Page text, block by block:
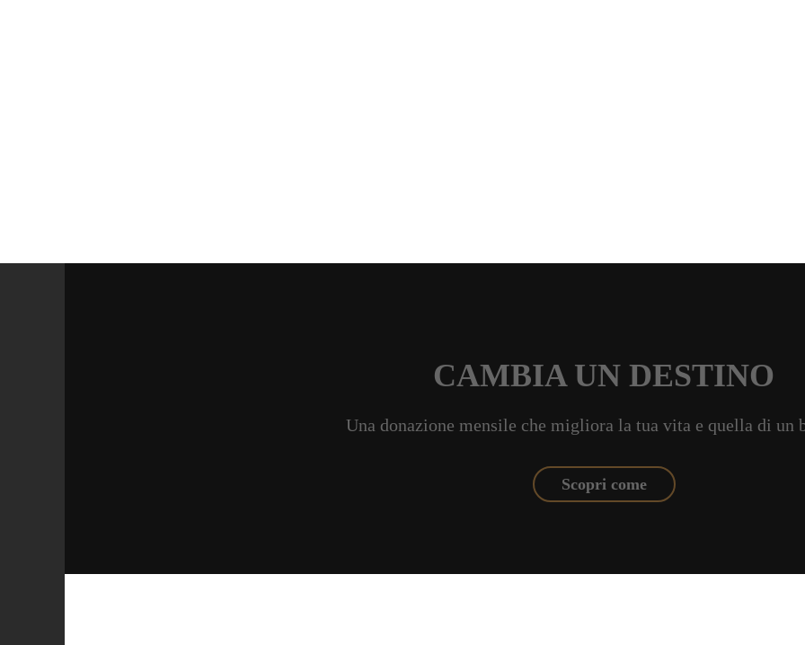
CAMBIA UN DESTINO
Una donazione mensile che migliora la tua vita e quella di un
Scopri come